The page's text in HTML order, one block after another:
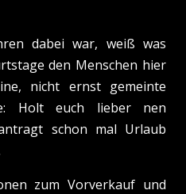
dabei war, weiß was
den Menschen hier
nicht ernst gemeinte
Holt euch lieber nen
schon mal Urlaub
zum Vorverkauf und